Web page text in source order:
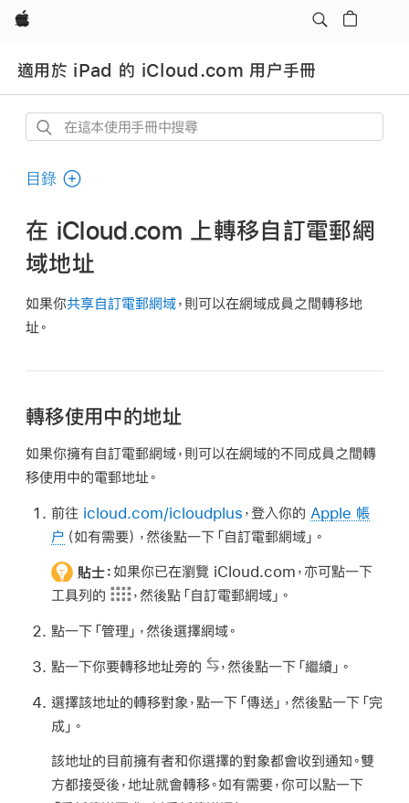
Apple
適用於 iPad 的 iCloud.com 用户手冊
在
本
用
手
冊
搜
尋
目錄
在 iCloud.com 上轉移自訂電郵網
域地址
如果你共享自訂電郵網域，則可以在網域成員之間轉移地
址。
轉移使用中的地址
如果你擁有自訂電郵網域，則可以在網域的不同成員之間轉
移使用中的電郵地址。
前往 icloud.com/icloudplus ，登入你的 Apple 帳
户 （如有需要），然後點一下「自訂電郵網域」。
貼士：如果你已在瀏覽 iCloud.com，亦可點一下
工具列的
，然後點「自訂電郵網域」。
點一下「管理」，然後選擇網域。
點一下你要轉移地址旁的 ，然後點一下「繼續」。
選擇該地址的轉移對象，點一下「傳送」，然後點一下「完
成」。
該地址的目前擁有者和你選擇的對象都會收到通知。雙
方都接受後，地址就會轉移。如有需要，你可以點一下